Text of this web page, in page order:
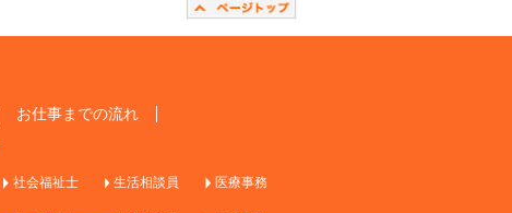
お仕事までの流れ
社会福祉士 生活相談員
医療事務